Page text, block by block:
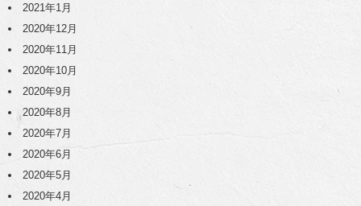
2021年1月
2020年12月
2020年11月
2020年10月
2020年9月
2020年8月
2020年7月
2020年6月
2020年5月
2020年4月